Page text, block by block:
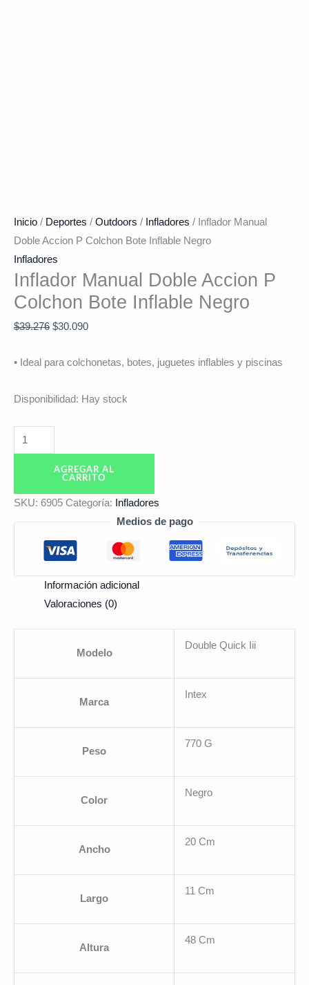
Inicio / Deportes / Outdoors / Infladores / Inflador Manual
Doble Accion P Colchon Bote Inflable Negro
Infladores
Inflador Manual Doble Accion P
Colchon Bote Inflable Negro
$39.276 $30.090
• Ideal para colchonetas, botes, juguetes inflables y piscinas
Disponibilidad: Hay stock
AGREGAR AL
CARRITO
SKU: 6905 Categoría:
Infladores
Medios de pago
Información adicional
Valoraciones (0)
Modelo
Double Quick Iii
Marca
Intex
Peso
770 G
Color
Negro
Ancho
20 Cm
Largo
11 Cm
Altura
48 Cm